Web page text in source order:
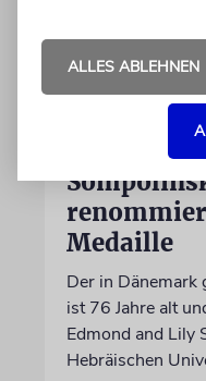
Medaille
Der in Dänemark
ist 76 Jahre alt
Edmond and Lily
Hebräischen
ALLES ABLEHNEN